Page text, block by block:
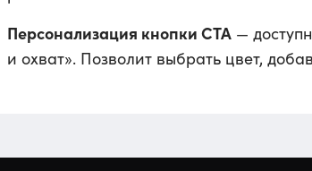
Персонализация кнопки CTA —
и охват». Позволит выбрать цвет,